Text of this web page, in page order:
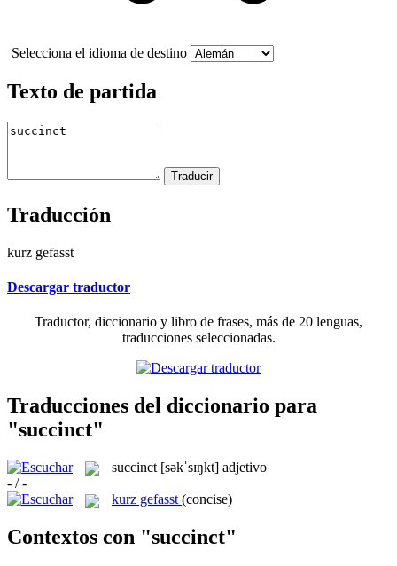
Selecciona el idioma de destino
Texto de partida
Traducción
kurz gefasst
Descargar traductor
Traductor, diccionario y libro de frases, más de 20 lenguas,
traducciones seleccionadas.
Traducciones del diccionario para
"succinct"
succinct [səkˈsɪŋkt] adjetivo
- / -
kurz gefasst (concise)
Contextos con "succinct"